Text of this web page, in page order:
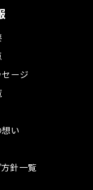
ージ
い
針一覧